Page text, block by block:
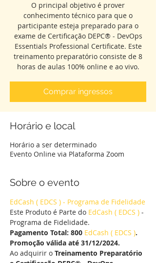
O principal objetivo é prover
conhecimento técnico para que o
participante esteja preparado para o
exame de Certificação DEPC® - DevOps
Essentials Professional Certificate. Este
treinamento preparatório consiste de 8
horas de aulas 100% online e ao vivo.
Comprar ingressos
Horário e local
Horário a ser determinado
Evento Online via Plataforma Zoom
Sobre o evento
EdCash ( EDCS ) - Programa de Fidelidade
Este Produto é Parte do EdCash ( EDCS ) -
Programa de Fidelidade.
Pagamento Total: 800 EdCash ( EDCS ).
Promoção válida até 31/12/2024.
Ao adquirir o Treinamento Preparatório